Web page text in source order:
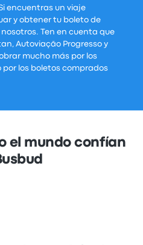
encuentras un viaje
y obtener tu boleto de
Ten en cuenta que
Autoviação Progresso y
mucho más por los
por los boletos comprados
el mundo confían